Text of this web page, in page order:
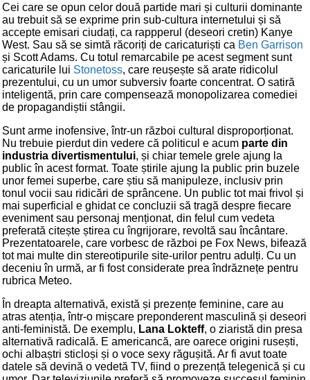
Cei care se opun celor două partide mari și culturii dominante
au trebuit să se exprime prin sub-cultura internetului și să
accepte emisari ciudați, ca rappperul (deseori cretin) Kanye
West. Sau să se simtă răcoriți de caricaturiști ca Ben Garrison
și Scott Adams. Cu totul remarcabile pe acest segment sunt
caricaturile lui Stonetoss, care reușește să arate ridicolul
prezentului, cu un umor subversiv foarte concentrat. O satiră
inteligentă, prin care compensează monopolizarea comediei
de propagandiștii stângii.
Sunt arme inofensive, într-un război cultural disproporționat.
Nu trebuie pierdut din vedere că politicul e acum parte din
industria divertismentului, și chiar temele grele ajung la
public în acest format. Toate știrile ajung la public prin buzele
unor femei superbe, care știu să manipuleze, inclusiv prin
tonul vocii sau ridicări de sprâncene. Un public tot mai frivol și
mai superficial e ghidat ce concluzii să tragă despre fiecare
eveniment sau personaj menționat, din felul cum vedeta
preferată citește știrea cu îngrijorare, revoltă sau încântare.
Prezentatoarele, care vorbesc de război pe Fox News, bifează
tot mai multe din stereotipurile site-urilor pentru adulți. Cu un
deceniu în urmă, ar fi fost considerate prea îndrăznețe pentru
rubrica Meteo.
În dreapta alternativă, există și prezențe feminine, care au
atras atenția, într-o mișcare preponderent masculină și deseori
anti-feministă. De exemplu, Lana Lokteff, o ziaristă din presa
alternativă radicală. E americancă, are oarece origini rusești,
ochi albaștri sticloși și o voce sexy răgușită. Ar fi avut toate
datele să devină o vedetă TV, fiind o prezență telegenică și cu